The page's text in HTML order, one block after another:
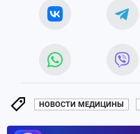
НОВОСТИ МЕДИЦИНЫ